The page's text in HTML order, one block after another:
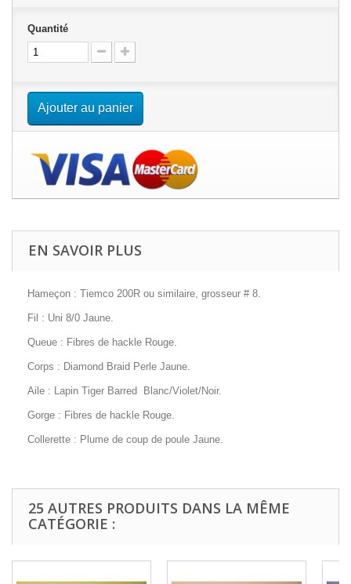
Quantité
Ajouter au panier
EN SAVOIR PLUS
Hameçon : Tiemco 200R ou similaire, grosseur # 8.
Fil : Uni 8/0 Jaune.
Queue : Fibres de hackle Rouge.
Corps : Diamond Braid Perle Jaune.
Aile : Lapin Tiger Barred Blanc/Violet/Noir.
Gorge : Fibres de hackle Rouge.
Collerette : Plume de coup de poule Jaune.
25 AUTRES PRODUITS DANS LA MÊME
CATÉGORIE :